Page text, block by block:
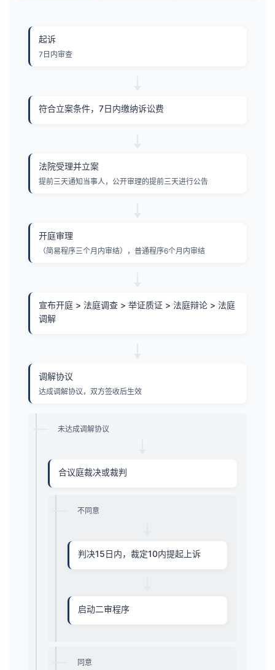
起诉
7日内审查
符合立案条件，7日内缴纳诉讼费
法院受理并立案
提前三天通知当事人，公开审理的提前三天进行公告
开庭审理
（简易程序三个月内审结），普通程序6个月内审结
宣布开庭 > 法庭调查 > 举证质证 > 法庭辩论 > 法庭
调解
调解协议
达成调解协议，双方签收后生效
未达成调解协议
合议庭裁决或裁判
不同意
判决15日内，裁定10内提起上诉
启动二审程序
同意